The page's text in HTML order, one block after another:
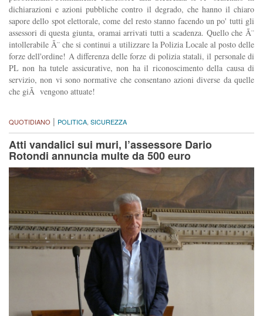
dichiarazioni e azioni pubbliche contro il degrado, che hanno il chiaro
sapore dello spot elettorale, come del resto stanno facendo un po' tutti gli
assessori di questa giunta, oramai arrivati tutti a scadenza. Quello che Ã¨
intollerabile Ã¨ che si continui a utilizzare la Polizia Locale al posto delle
forze dell'ordine! A differenza delle forze di polizia statali, il personale di
PL non ha tutele assicurative, non ha il riconoscimento della causa di
servizio, non vi sono normative che consentano azioni diverse da quelle
che giÃ vengono attuate!
QUOTIDIANO | POLITICA SICUREZZA
Atti vandalici sui muri, l’assessore Dario
Rotondi annuncia multe da 500 euro